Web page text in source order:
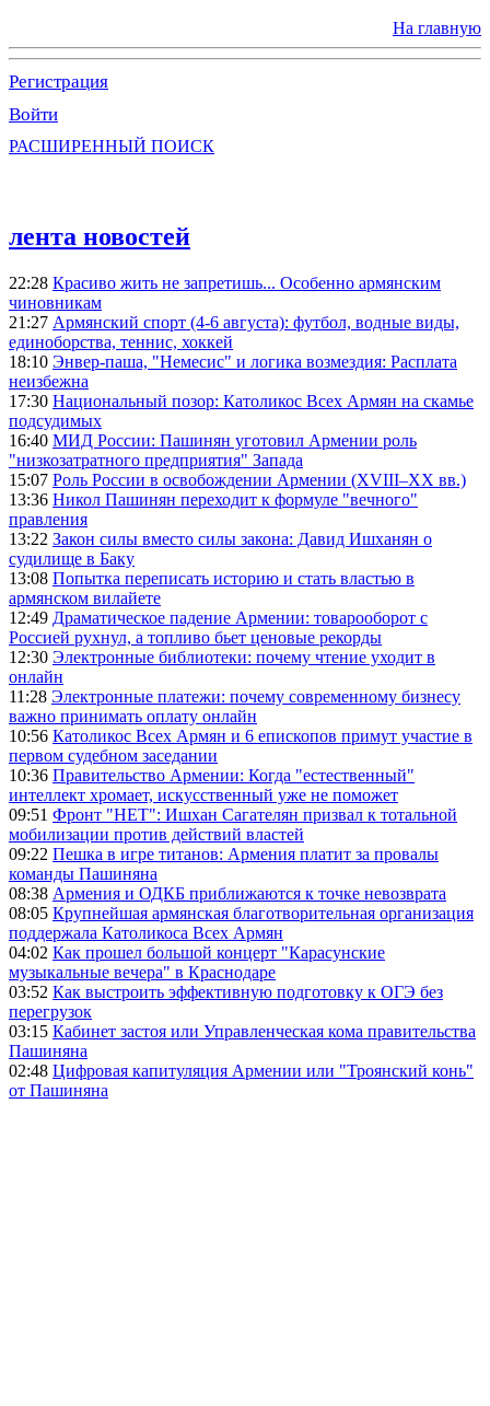
На главную
Регистрация
Войти
РАСШИРЕННЫЙ ПОИСК
лента новостей
22:28 Красиво жить не запретишь... Особенно армянским
чиновникам
21:27 Армянский спорт (4-6 августа): футбол, водные виды,
единоборства, теннис, хоккей
18:10 Энвер-паша, "Немесис" и логика возмездия: Расплата
неизбежна
17:30 Национальный позор: Католикос Всех Армян на скамье
подсудимых
16:40 МИД России: Пашинян уготовил Армении роль
"низкозатратного предприятия" Запада
15:07 Роль России в освобождении Армении (XVIII–XX вв.)
13:36 Никол Пашинян переходит к формуле "вечного"
правления
13:22 Закон силы вместо силы закона: Давид Ишханян о
судилище в Баку
13:08 Попытка переписать историю и стать властью в
армянском вилайете
12:49 Драматическое падение Армении: товарооборот с
Россией рухнул, а топливо бьет ценовые рекорды
12:30 Электронные библиотеки: почему чтение уходит в
онлайн
11:28 Электронные платежи: почему современному бизнесу
важно принимать оплату онлайн
10:56 Католикос Всех Армян и 6 епископов примут участие в
первом судебном заседании
10:36 Правительство Армении: Когда "естественный"
интеллект хромает, искусственный уже не поможет
09:51 Фронт "НЕТ": Ишхан Сагателян призвал к тотальной
мобилизации против действий властей
09:22 Пешка в игре титанов: Армения платит за провалы
команды Пашиняна
08:38 Армения и ОДКБ приближаются к точке невозврата
08:05 Крупнейшая армянская благотворительная организация
поддержала Католикоса Всех Армян
04:02 Как прошел большой концерт "Карасунские
музыкальные вечера" в Краснодаре
03:52 Как выстроить эффективную подготовку к ОГЭ без
перегрузок
03:15 Кабинет застоя или Управленческая кома правительства
Пашиняна
02:48 Цифровая капитуляция Армении или "Троянский конь"
от Пашиняна